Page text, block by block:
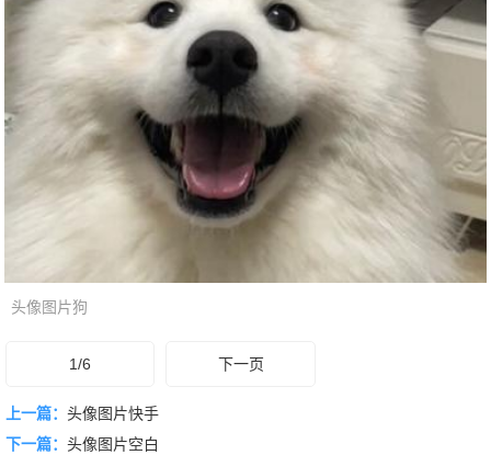
头像图片狗
1/6 下一页
上一篇： 头像图片快手
下一篇： 头像图片空白